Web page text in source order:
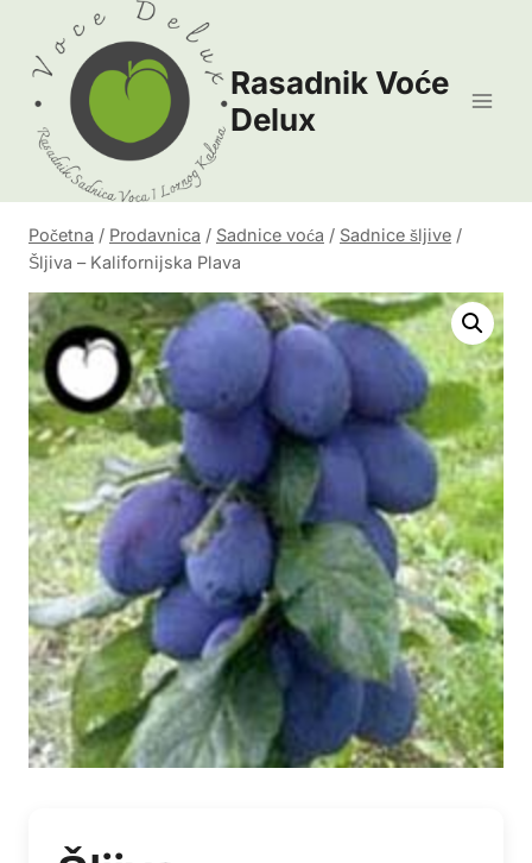
content
Rasadnik Voće
Delux
Početna / Prodavnica / Sadnice voća / Sadnice šljive /
Šljiva – Kalifornijska Plava